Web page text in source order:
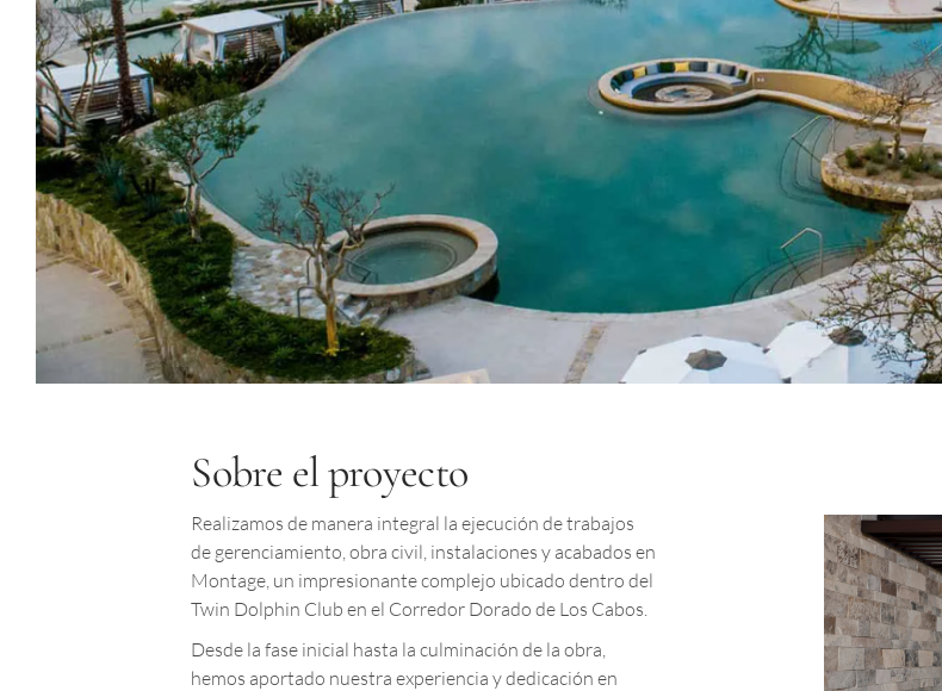
Sobre el proyecto
Realizamos de manera integral la ejecución de trabajos
de gerenciamiento, obra civil, instalaciones y acabados en
Montage, un impresionante complejo ubicado dentro del
Twin Dolphin Club en el Corredor Dorado de Los Cabos.
Desde la fase inicial hasta la culminación de la obra,
hemos aportado nuestra experiencia y dedicación en